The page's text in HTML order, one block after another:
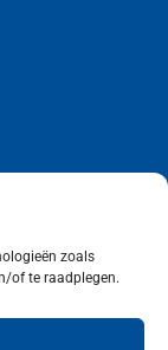
zoals
of te raadplegen.